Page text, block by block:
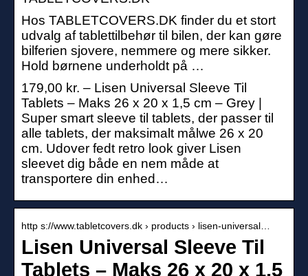
Hos TABLETCOVERS.DK finder du et stort
udvalg af tablettilbehør til bilen, der kan gøre
bilferien sjovere, nemmere og mere sikker.
Hold børnene underholdt på …
179,00 kr. – Lisen Universal Sleeve Til
Tablets – Maks 26 x 20 x 1,5 cm – Grey |
Super smart sleeve til tablets, der passer til
alle tablets, der maksimalt målwe 26 x 20
cm. Udover fedt retro look giver Lisen
sleevet dig både en nem måde at
transportere din enhed…
http s://www.tabletcovers.dk › products › lisen-universal…
Lisen Universal Sleeve Til
Tablets – Maks 26 x 20 x 1,5